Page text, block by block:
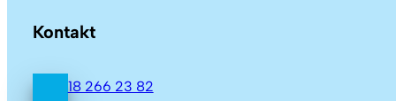
Kontakt
18 266 23 82